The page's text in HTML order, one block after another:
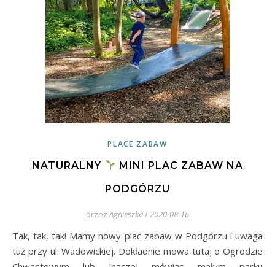
PLACE ZABAW
NATURALNY
MINI PLAC ZABAW NA
PODGÓRZU
przez Agnieszka/2020-08-16
Tak, tak, tak! Mamy nowy plac zabaw w Podgórzu i uwaga
tuż przy ul. Wadowickiej. Dokładnie mowa tutaj o Ogrodzie